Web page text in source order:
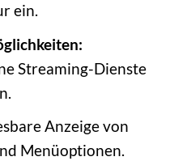
ein.
Streaming-Dienste
Anzeige von
Menüoptionen.